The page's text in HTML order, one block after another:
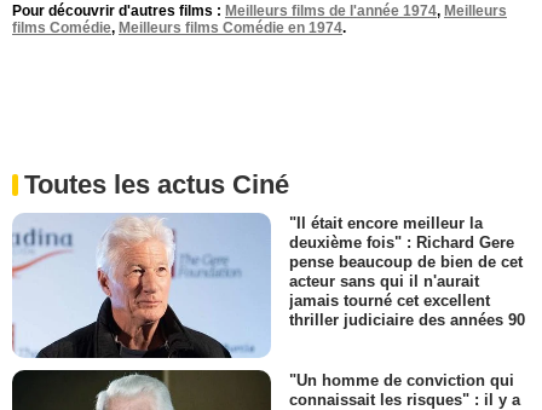
Pour découvrir d'autres films : Meilleurs films de l'année 1974, Meilleurs
films Comédie, Meilleurs films Comédie en 1974.
Toutes les actus Ciné
"Il était encore meilleur la
deuxième fois" : Richard Gere
pense beaucoup de bien de cet
acteur sans qui il n'aurait
jamais tourné cet excellent
thriller judiciaire des années 90
"Un homme de conviction qui
connaissait les risques" : il y a